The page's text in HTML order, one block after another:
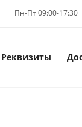
Пн-Пт 09:00-17:30
Реквизиты